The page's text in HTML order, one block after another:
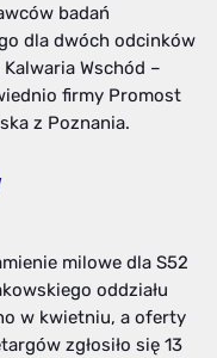
badań
dla dwóch odcinków
Wschód –
firmy Promost
z Poznania.
milowe dla S52
oddziału
w kwietniu, a oferty
zgłosiło się 13